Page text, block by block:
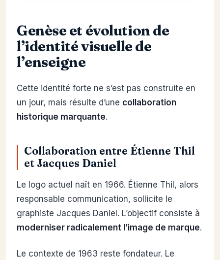
Genèse et évolution de
l’identité visuelle de
l’enseigne
Cette identité forte ne s’est pas construite en
un jour, mais résulte d’une collaboration
historique marquante.
Collaboration entre Étienne Thil
et Jacques Daniel
Le logo actuel naît en 1966. Étienne Thil, alors
responsable communication, sollicite le
graphiste Jacques Daniel. L’objectif consiste à
moderniser radicalement l’image de marque.
Le contexte de 1963 reste fondateur. Le